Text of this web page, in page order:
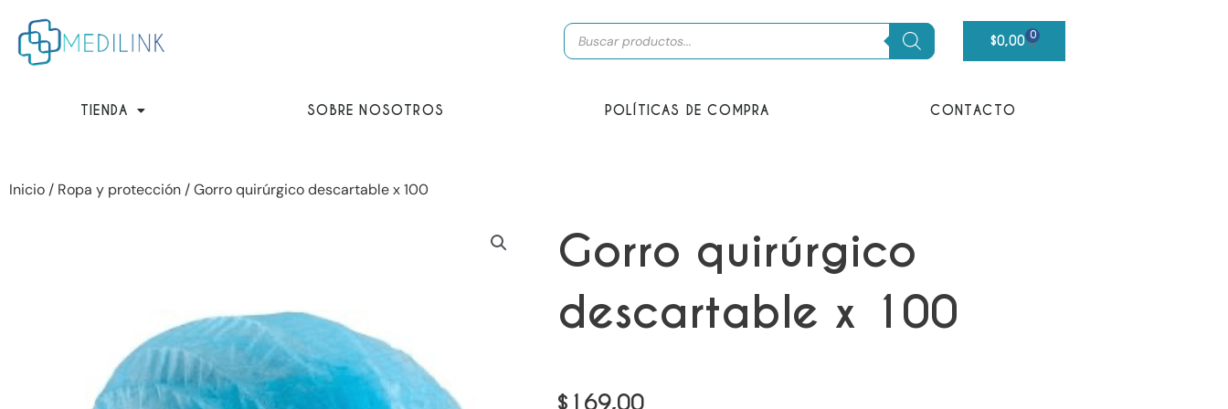
contenido
Búsqueda
de
productos
$0,00 0
Carrito
TIENDA SOBRE NOSOTROS POLÍTICAS DE COMPRA CONTACTO
Inicio / Ropa y protección / Gorro quirúrgico descartable x 100
Gorro quirúrgico
descartable x 100
$ 169,00